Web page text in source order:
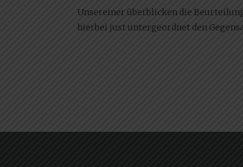
Unsereiner überblicken die
hierbei just untergeordnet den